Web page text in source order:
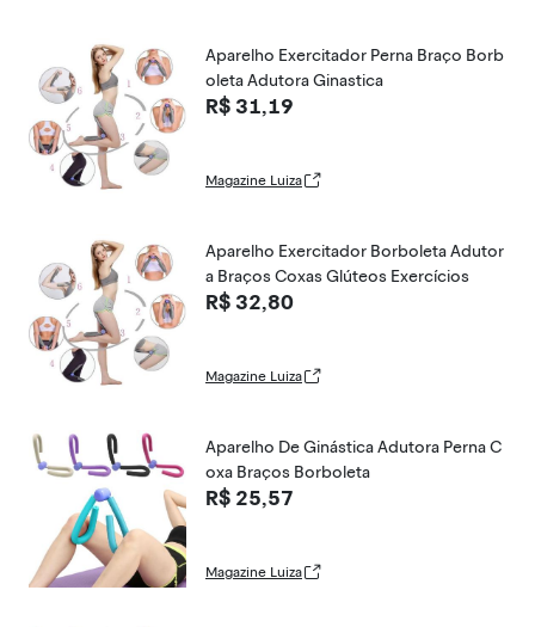
Aparelho Exercitador Perna Braço Borb
oleta Adutora Ginastica
R$ 31,19
Magazine Luiza
Aparelho Exercitador Borboleta Adutor
a Braços Coxas Glúteos Exercícios
R$ 32,80
Magazine Luiza
Aparelho De Ginástica Adutora Perna C
oxa Braços Borboleta
R$ 25,57
Magazine Luiza